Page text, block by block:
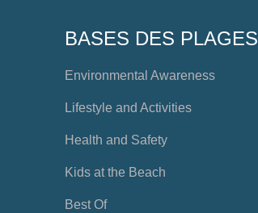
BASES DES PLAGES
Environmental Awareness
Lifestyle and Activities
Health and Safety
Kids at the Beach
Best Of